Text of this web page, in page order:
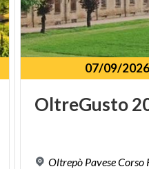
07/09/2026
OltreGusto
Oltrepò PaveseCorso